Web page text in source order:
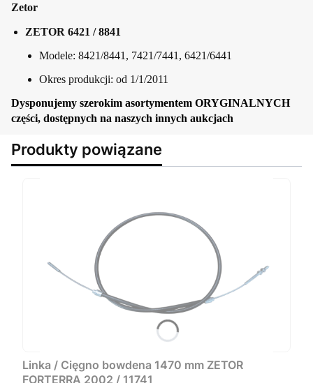
Zetor
ZETOR 6421 / 8841
Modele: 8421/8441, 7421/7441, 6421/6441
Okres produkcji: od 1/1/2011
Dysponujemy szerokim asortymentem ORYGINALNYCH
części, dostępnych na naszych innych aukcjach
Produkty powiązane
Linka / Cięgno bowdena 1470 mm ZETOR
FORTERRA 2002 / 11741